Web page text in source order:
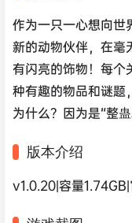
作为一只一心想向世
新的动物伙伴，在毫
有闪亮的饰物！每个
种有趣的物品和谜题
为什么？因为是“整蛊
版本介绍
v1.0.20|容量